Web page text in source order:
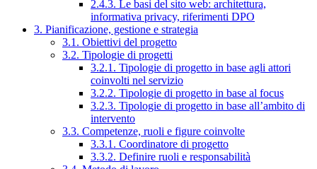
2.4.3. Le basi del sito web: architettura,
informativa privacy, riferimenti DPO
3. Pianificazione, gestione e strategia
3.1. Obiettivi del progetto
3.2. Tipologie di progetti
3.2.1. Tipologie di progetto in base agli attori
coinvolti nel servizio
3.2.2. Tipologie di progetto in base al focus
3.2.3. Tipologie di progetto in base all’ambito di
intervento
3.3. Competenze, ruoli e figure coinvolte
3.3.1. Coordinatore di progetto
3.3.2. Definire ruoli e responsabilità